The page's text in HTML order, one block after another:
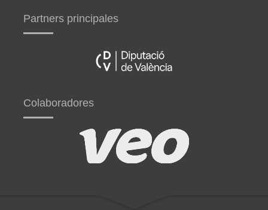
Partners principales
Colaboradores